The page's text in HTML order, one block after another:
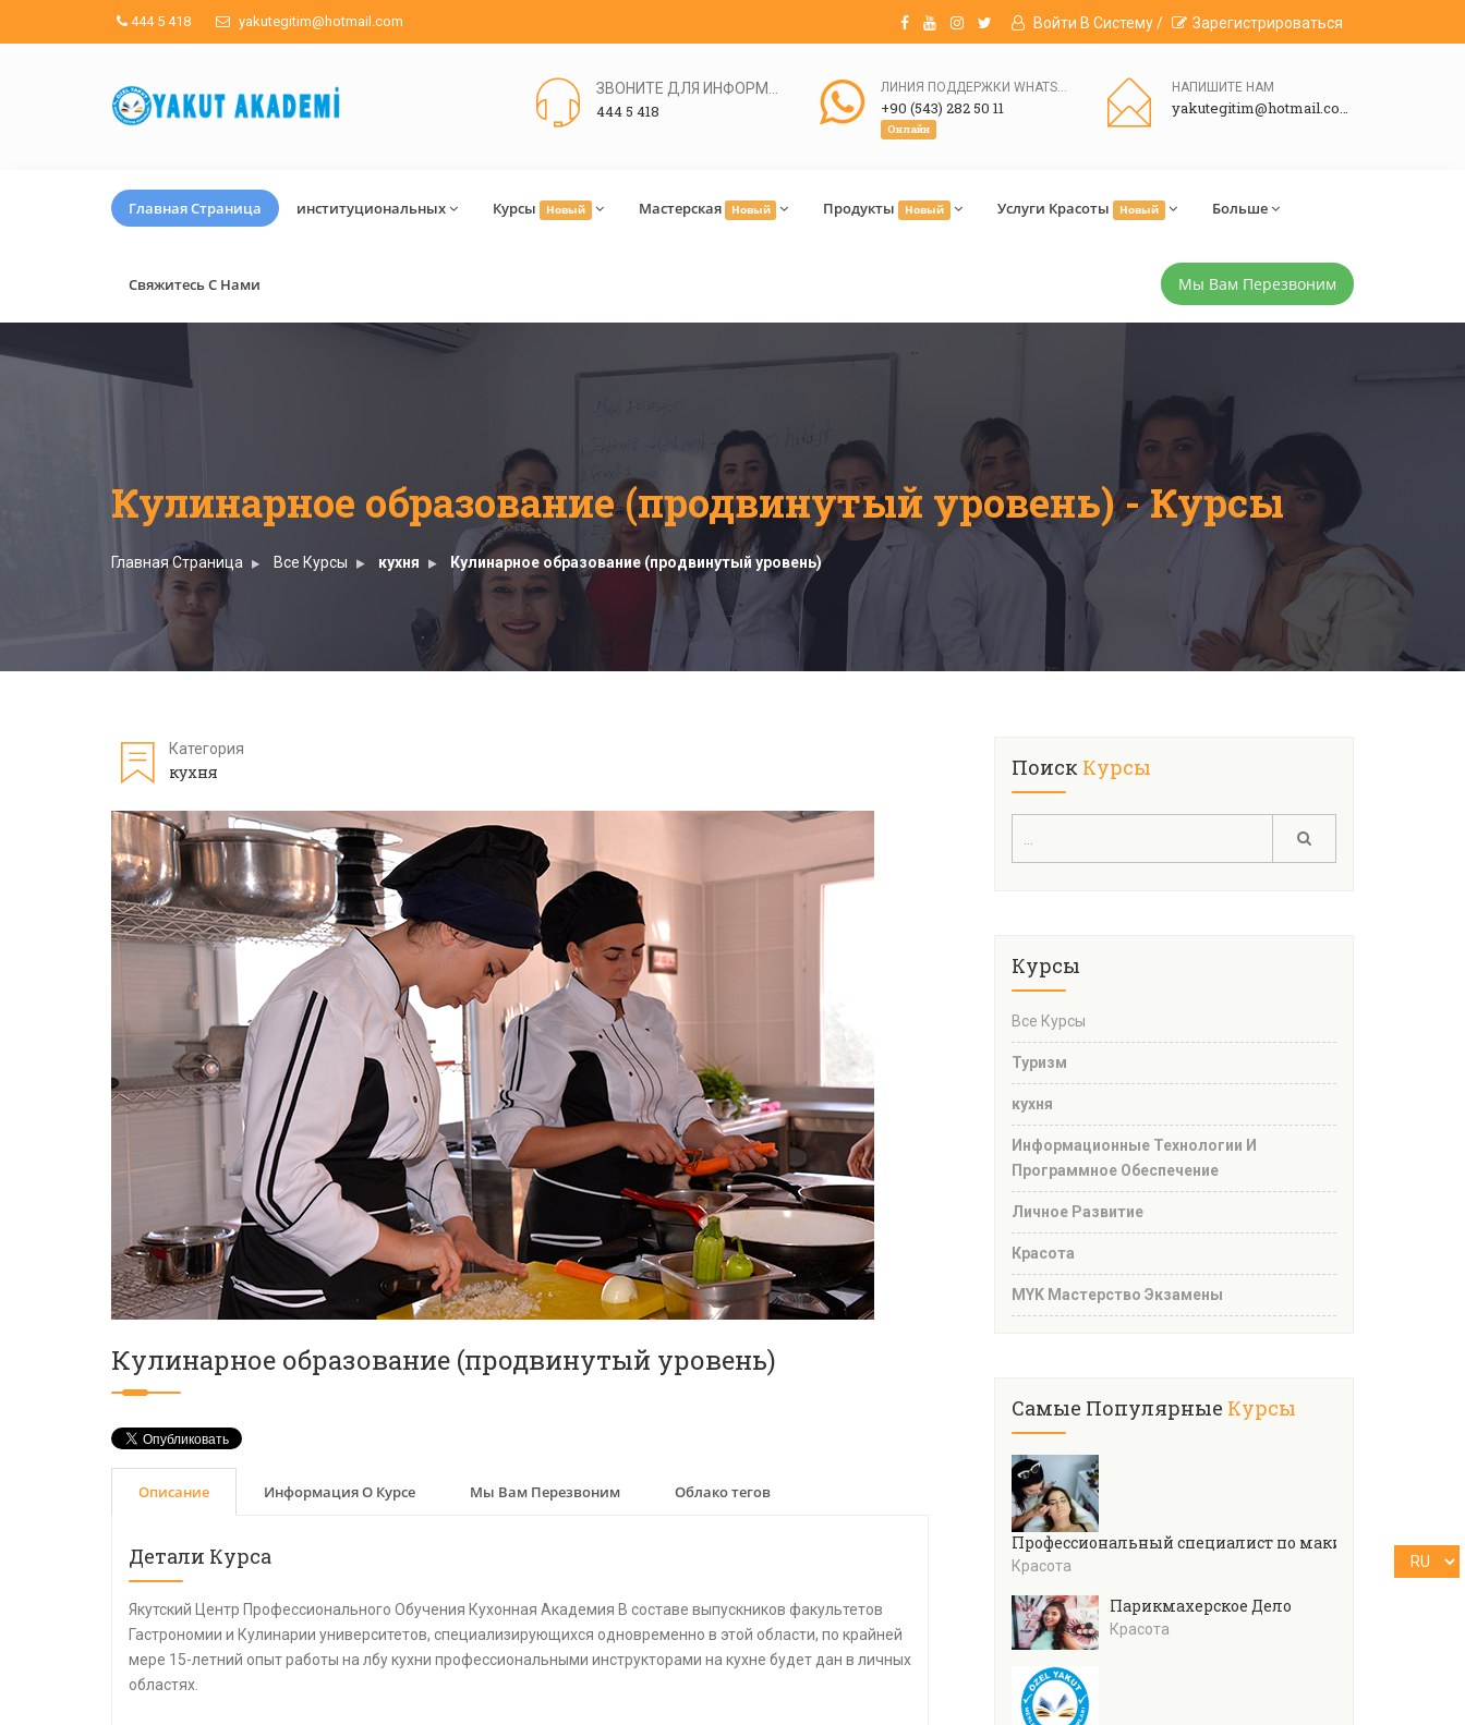
444 5 418 yakutegitim@hotmail.com Войти В Систему / Зарегистрироваться
444 5 418
ЛИНИЯ ПОДДЕРЖКИ WHATSAPP
+90 (543) 282 50 11
Онлайн
НАПИШИТЕ НАМ
yakutegitim@hotmail.com
Главная Страница институциональных Курсы Новый Мастерская Новый Продукты Новый Услуги Красоты Новый Больше
Свяжитесь С Нами Мы Вам Перезвоним
Кулинарное образование (продвинутый уровень) - Курсы
Главная Страница Все Курсы кухня Кулинарное образование (продвинутый уровень)
Категория
кухня
Кулинарное образование (продвинутый уровень)
Описание Информация О Курсе Мы Вам Перезвоним Облако тегов
Детали Курса
Якутский Центр Профессионального Обучения Кухонная Академия В составе выпускников факультетов
Гастрономии и Кулинарии университетов, специализирующихся одновременно в этой области, по крайней
мере 15-летний опыт работы на лбу кухни профессиональными инструкторами на кухне будет дан в личных
областях.
Поиск Курсы
Курсы
Все Курсы
Туризм
кухня
Информационные Технологии И
Программное Обеспечение
Личное Развитие
Красота
MYK Мастерство Экзамены
Самые Популярные Курсы
Профессиональный специалист по макияжу
Красота
Парикмахерское Дело
Красота